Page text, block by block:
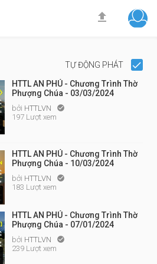

TỰ ĐỘNG PHÁT
HTTL AN PHÚ - Chương Trình Thờ
Phượng Chúa - 03/03/2024
bởi HTTLVN 
197 Lượt xem
HTTL AN PHÚ - Chương Trình Thờ
Phượng Chúa - 10/03/2024
bởi HTTLVN 
183 Lượt xem
HTTL AN PHÚ - Chương Trình Thờ
Phượng Chúa - 07/01/2024
bởi HTTLVN 
239 Lượt xem